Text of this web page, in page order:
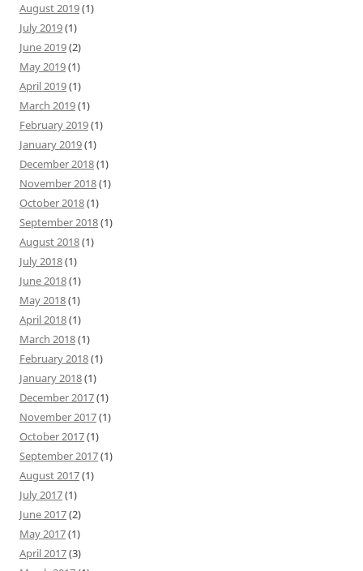
August 2019(1)
July 2019(1)
June 2019(2)
May 2019(1)
April 2019(1)
March 2019(1)
February 2019(1)
January 2019(1)
December 2018(1)
November 2018(1)
October 2018(1)
September 2018(1)
August 2018(1)
July 2018(1)
June 2018(1)
May 2018(1)
April 2018(1)
March 2018(1)
February 2018(1)
January 2018(1)
December 2017(1)
November 2017(1)
October 2017(1)
September 2017(1)
August 2017(1)
July 2017(1)
June 2017(2)
May 2017(1)
April 2017(3)